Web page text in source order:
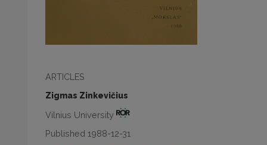
ARTICLES
Zigmas Zinkevičius
Vilnius University
Published 1988-12-31